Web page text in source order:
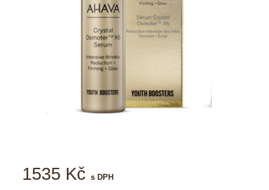
1535 Kč s DPH